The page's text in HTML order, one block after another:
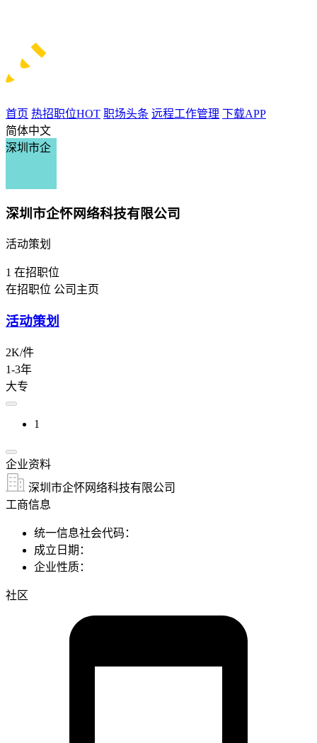
首页 热招职位HOT 职场头条 远程工作管理 下载APP
简体中文
深圳市企
深圳市企怀网络科技有限公司
活动策划
1 在招职位
在招职位 公司主页
活动策划
2K/件
1-3年
大专
1
企业资料
深圳市企怀网络科技有限公司
工商信息
统一信息社会代码：
成立日期：
企业性质：
社区